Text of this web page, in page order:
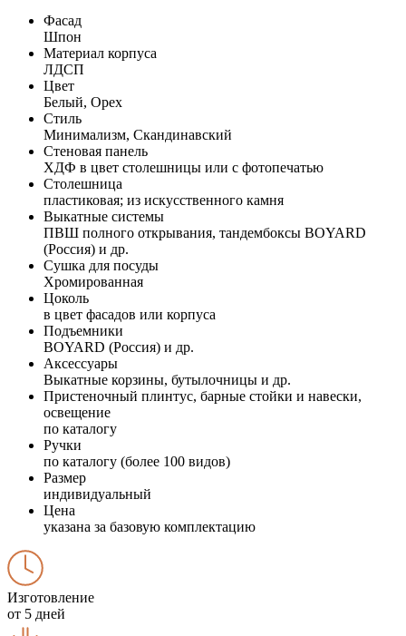
Фасад
Шпон
Материал корпуса
ЛДСП
Цвет
Белый, Орех
Стиль
Минимализм, Скандинавский
Стеновая панель
ХДФ в цвет столешницы или с фотопечатью
Столешница
пластиковая; из искусственного камня
Выкатные системы
ПВШ полного открывания, тандембоксы BOYARD
(Россия) и др.
Сушка для посуды
Хромированная
Цоколь
в цвет фасадов или корпуса
Подъемники
BOYARD (Россия) и др.
Аксессуары
Выкатные корзины, бутылочницы и др.
Пристеночный плинтус, барные стойки и навески,
освещение
по каталогу
Ручки
по каталогу (более 100 видов)
Размер
индивидуальный
Цена
указана за базовую комплектацию
Изготовление
от 5 дней